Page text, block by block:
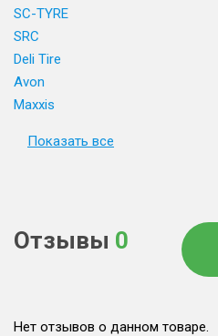
SC-TYRE
SRC
Deli Tire
Avon
Maxxis
Показать все
Отзывы 0
Нет отзывов о данном товаре.